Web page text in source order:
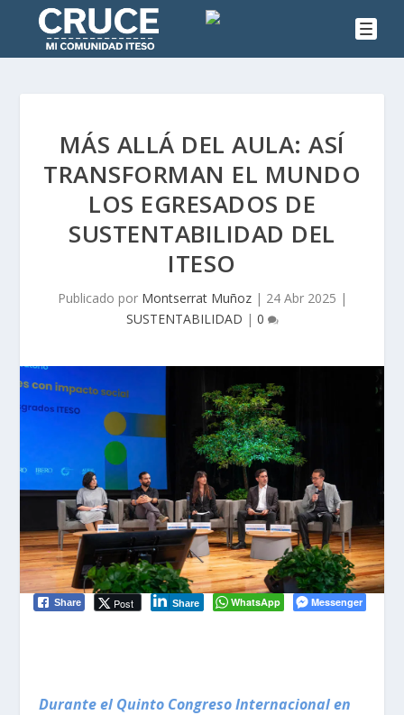
MÁS ALLÁ DEL AULA: ASÍ
TRANSFORMAN EL MUNDO
LOS EGRESADOS DE
SUSTENTABILIDAD DEL
ITESO
Publicado por Montserrat Muñoz| 24 Abr 2025 |
SUSTENTABILIDAD | 0
Share Post Share WhatsApp Messenger
Durante el Quinto Congreso Internacional en